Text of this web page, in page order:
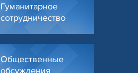
Гуманитарное
сотрудничество
Общественные
обсуждения